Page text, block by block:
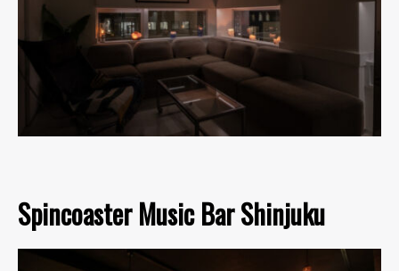
Spincoaster Music Bar Shinjuku